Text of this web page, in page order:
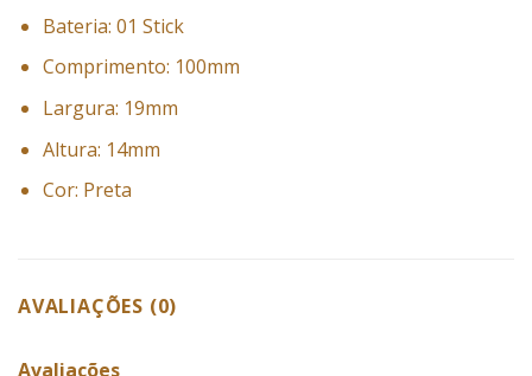
Bateria: 01 Stick
Comprimento: 100mm
Largura: 19mm
Altura: 14mm
Cor: Preta
AVALIAÇÕES (0)
Avaliações